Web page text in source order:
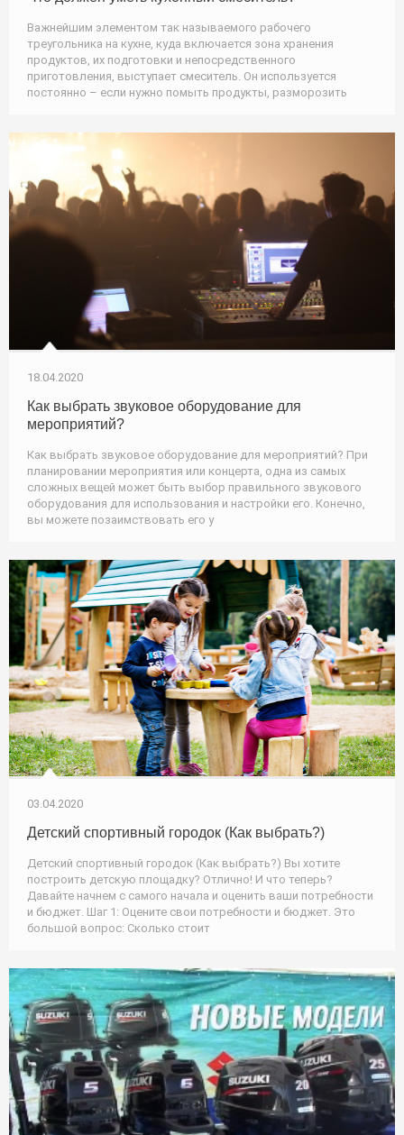
Важнейшим элементом так называемого рабочего
треугольника на кухне, куда включается зона хранения
продуктов, их подготовки и непосредственного
приготовления, выступает смеситель. Он используется
постоянно – если нужно помыть продукты, разморозить
18.04.2020
Как выбрать звуковое оборудование для
мероприятий?
Как выбрать звуковое оборудование для мероприятий? При
планировании мероприятия или концерта, одна из самых
сложных вещей может быть выбор правильного звукового
оборудования для использования и настройки его. Конечно,
вы можете позаимствовать его у
03.04.2020
Детский спортивный городок (Как выбрать?)
Детский спортивный городок (Как выбрать?) Вы хотите
построить детскую площадку? Отлично! И что теперь?
Давайте начнем с самого начала и оценить ваши потребности
и бюджет. Шаг 1: Оцените свои потребности и бюджет. Это
большой вопрос: Сколько стоит